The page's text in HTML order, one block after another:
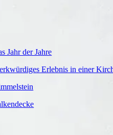
Jahr der Jahre
Erlebnis in einer